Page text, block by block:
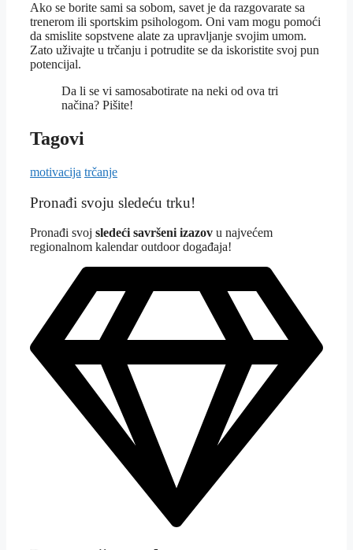
Ako se borite sami sa sobom, savet je da razgovarate sa
trenerom ili sportskim psihologom. Oni vam mogu pomoći
da smislite sopstvene alate za upravljanje svojim umom.
Zato uživajte u trčanju i potrudite se da iskoristite svoj pun
potencijal.
Da li se vi samosabotirate na neki od ova tri
načina? Pišite!
Tagovi
motivacija trčanje
Pronađi svoju sledeću trku!
Pronađi svoj sledeći savršeni izazov u najvećem
regionalnom kalendar outdoor događaja!